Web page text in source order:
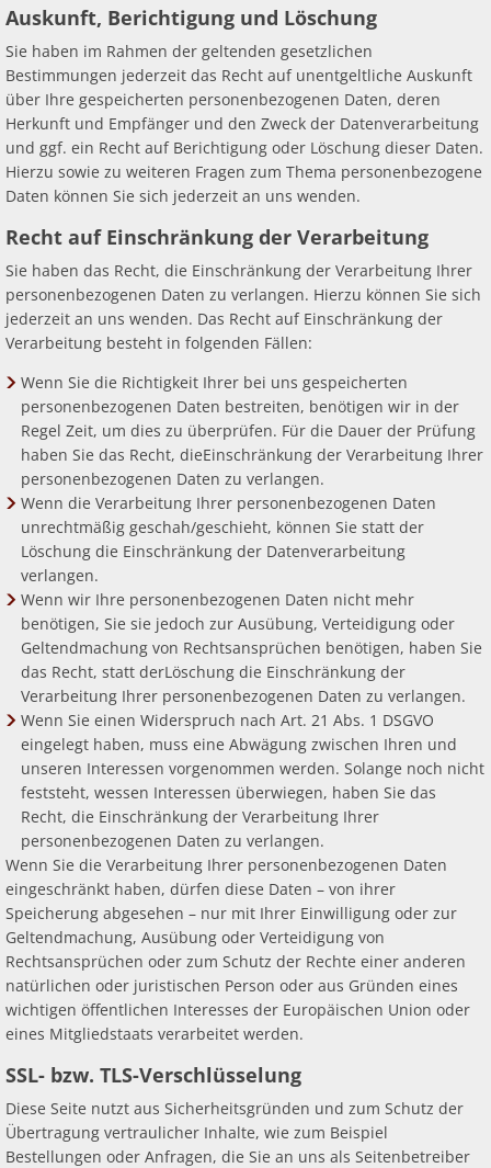
Auskunft, Berichtigung und Löschung
Sie haben im Rahmen der geltenden gesetzlichen
Bestimmungen jederzeit das Recht auf unentgeltliche Auskunft
über Ihre gespeicherten personenbezogenen Daten, deren
Herkunft und Empfänger und den Zweck der Datenverarbeitung
und ggf. ein Recht auf Berichtigung oder Löschung dieser Daten.
Hierzu sowie zu weiteren Fragen zum Thema personenbezogene
Daten können Sie sich jederzeit an uns wenden.
Recht auf Einschränkung der Verarbeitung
Sie haben das Recht, die Einschränkung der Verarbeitung Ihrer
personenbezogenen Daten zu verlangen. Hierzu können Sie sich
jederzeit an uns wenden. Das Recht auf Einschränkung der
Verarbeitung besteht in folgenden Fällen:
Wenn Sie die Richtigkeit Ihrer bei uns gespeicherten
personenbezogenen Daten bestreiten, benötigen wir in der
Regel Zeit, um dies zu überprüfen. Für die Dauer der Prüfung
haben Sie das Recht, dieEinschränkung der Verarbeitung Ihrer
personenbezogenen Daten zu verlangen.
Wenn die Verarbeitung Ihrer personenbezogenen Daten
unrechtmäßig geschah/geschieht, können Sie statt der
Löschung die Einschränkung der Datenverarbeitung
verlangen.
Wenn wir Ihre personenbezogenen Daten nicht mehr
benötigen, Sie sie jedoch zur Ausübung, Verteidigung oder
Geltendmachung von Rechtsansprüchen benötigen, haben Sie
das Recht, statt derLöschung die Einschränkung der
Verarbeitung Ihrer personenbezogenen Daten zu verlangen.
Wenn Sie einen Widerspruch nach Art. 21 Abs. 1 DSGVO
eingelegt haben, muss eine Abwägung zwischen Ihren und
unseren Interessen vorgenommen werden. Solange noch nicht
feststeht, wessen Interessen überwiegen, haben Sie das
Recht, die Einschränkung der Verarbeitung Ihrer
personenbezogenen Daten zu verlangen.
Wenn Sie die Verarbeitung Ihrer personenbezogenen Daten
eingeschränkt haben, dürfen diese Daten – von ihrer
Speicherung abgesehen – nur mit Ihrer Einwilligung oder zur
Geltendmachung, Ausübung oder Verteidigung von
Rechtsansprüchen oder zum Schutz der Rechte einer anderen
natürlichen oder juristischen Person oder aus Gründen eines
wichtigen öffentlichen Interesses der Europäischen Union oder
eines Mitgliedstaats verarbeitet werden.
SSL- bzw. TLS-Verschlüsselung
Diese Seite nutzt aus Sicherheitsgründen und zum Schutz der
Übertragung vertraulicher Inhalte, wie zum Beispiel
Bestellungen oder Anfragen, die Sie an uns als Seitenbetreiber